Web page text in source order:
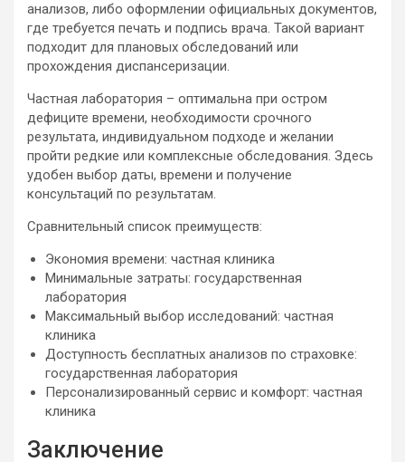
анализов, либо оформлении официальных документов,
где требуется печать и подпись врача. Такой вариант
подходит для плановых обследований или
прохождения диспансеризации.
Частная лаборатория – оптимальна при остром
дефиците времени, необходимости срочного
результата, индивидуальном подходе и желании
пройти редкие или комплексные обследования. Здесь
удобен выбор даты, времени и получение
консультаций по результатам.
Сравнительный список преимуществ:
Экономия времени: частная клиника
Минимальные затраты: государственная
лаборатория
Максимальный выбор исследований: частная
клиника
Доступность бесплатных анализов по страховке:
государственная лаборатория
Персонализированный сервис и комфорт: частная
клиника
Заключение